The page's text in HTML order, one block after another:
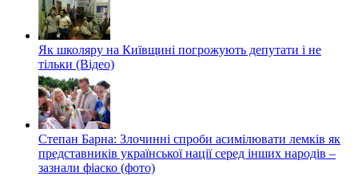
Як школяру на Київщині погрожують депутати і не
тільки (Відео)
Степан Барна: Злочинні спроби асимілювати лемків як
представників української нації серед інших народів –
зазнали фіаско (фото)